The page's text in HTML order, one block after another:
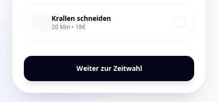
Krallen schneiden
20 Min • 18€
Weiter zur Zeitwahl